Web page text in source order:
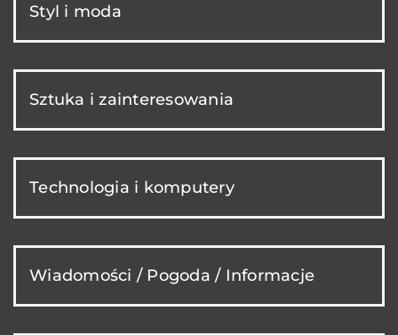
Styl i moda
Sztuka i zainteresowania
Technologia i komputery
Wiadomości / Pogoda / Informacje